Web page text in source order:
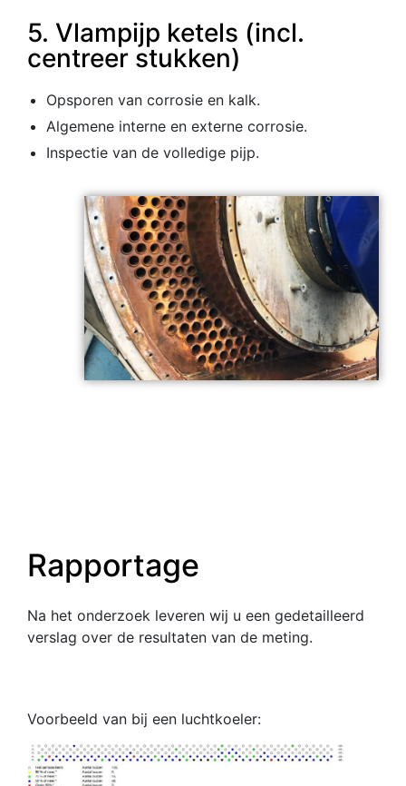
5. Vlampijp ketels (incl.
centreer stukken)
Opsporen van corrosie en kalk.
Algemene interne en externe corrosie.
Inspectie van de volledige pijp.
Rapportage
Na het onderzoek leveren wij u een gedetailleerd
verslag over de resultaten van de meting.
Voorbeeld van bij een luchtkoeler: